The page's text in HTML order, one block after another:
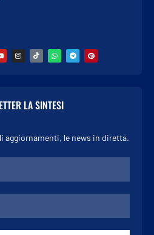
LA SINTESI
aggiornamenti, le news in diretta.